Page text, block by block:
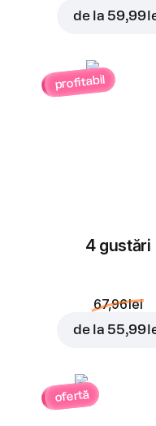
de la 59,99
profitabil
4 gustări
67,96 lei
de la 55,99
ofertă